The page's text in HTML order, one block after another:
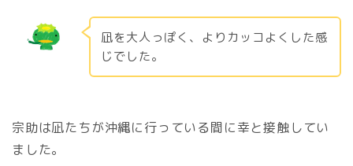
凪を大人っぽく、よりカッコよくした感
じでした。
宗助は凪たちが沖縄に行っている間に幸と接触してい
ました。